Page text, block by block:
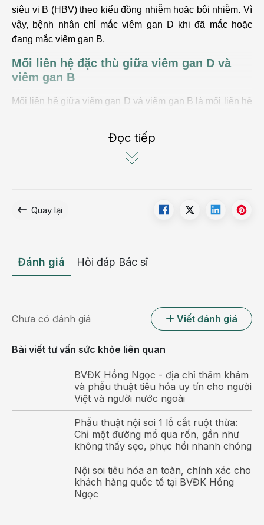
siêu vi B (HBV) theo kiểu đồng nhiễm hoặc bội nhiễm. Vì
vậy, bệnh nhân chỉ mắc viêm gan D khi đã mắc hoặc
đang mắc viêm gan B.
Mối liên hệ đặc thù giữa viêm gan D và
viêm gan B
Mối liên hệ giữa viêm gan D và viêm gan B là mối liên hệ
mắc viêm gan D khi và chỉ khi đã nhiễm hoặc đang nhiễm
Viêm gan D là bệnh nguy hiểm trong các loại viêm gan
Đồng nhiễm:Là khi bệnh nhân nhiễm đồng thời cả
: Là khi bệnh nhân đã dương tính với viêm
gan B, sau đó dương tính với viêm gan D.
Dù là đồng nhiễm hay bội nhiễm, người bị nhiễm viêm
gan D đều có khả năng mắc những bệnh lý nghiêm trọng
hơn so với chỉ mắc viêm gan B. Các biến chứng của
viêm gan D có thể tiến triển nhanh đến xơ gan, ung thư
gan. Với sự kết hợp giữa viêm gan B và D, tỷ lệ tử vong
ở người mắc là 20%.
Đọc tiếp
Quay lại
Đánh giá Hỏi đáp Bác sĩ
Chưa có đánh giá Viết đánh giá
Bài viết tư vấn sức khỏe liên quan
BVĐK Hồng Ngọc - địa chỉ thăm khám
và phẫu thuật tiêu hóa uy tín cho người
Việt và người nước ngoài
Phẫu thuật nội soi 1 lỗ cắt ruột thừa:
Chỉ một đường mổ qua rốn, gần như
không thấy sẹo, phục hồi nhanh chóng
Nội soi tiêu hóa an toàn, chính xác cho
khách hàng quốc tế tại BVĐK Hồng
Ngọc